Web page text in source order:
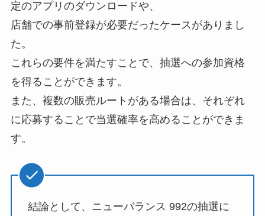
定のアプリのダウンロードや、
店舗での事前登録が必要だったケースがありまし
た。
これらの要件を満たすことで、抽選への参加資格
を得ることができます。
また、複数の販売ルートがある場合は、それぞれ
に応募することで当選確率を高めることができま
す。
結論として、ニューバランス 992の抽選に